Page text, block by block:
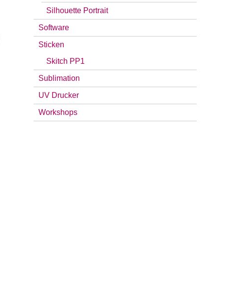
Silhouette Portrait
Software
Sticken
Skitch PP1
Sublimation
UV Drucker
Workshops